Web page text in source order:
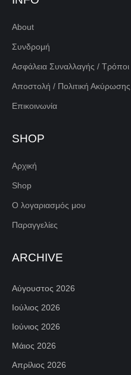
About
Συνδρομή
Ασφάλεια Συναλλαγής /
Αποστολή / Πολιτική Ακύρωσης
Επικοινωνία
SHOP
Αρχική
Shop
Ο λογαριασμός μου
Παραγγελίες
ARCHIVE
Αύγουστος 2026
Ιούλιος 2026
Ιούνιος 2026
Μάιος 2026
Απρίλιος 2026